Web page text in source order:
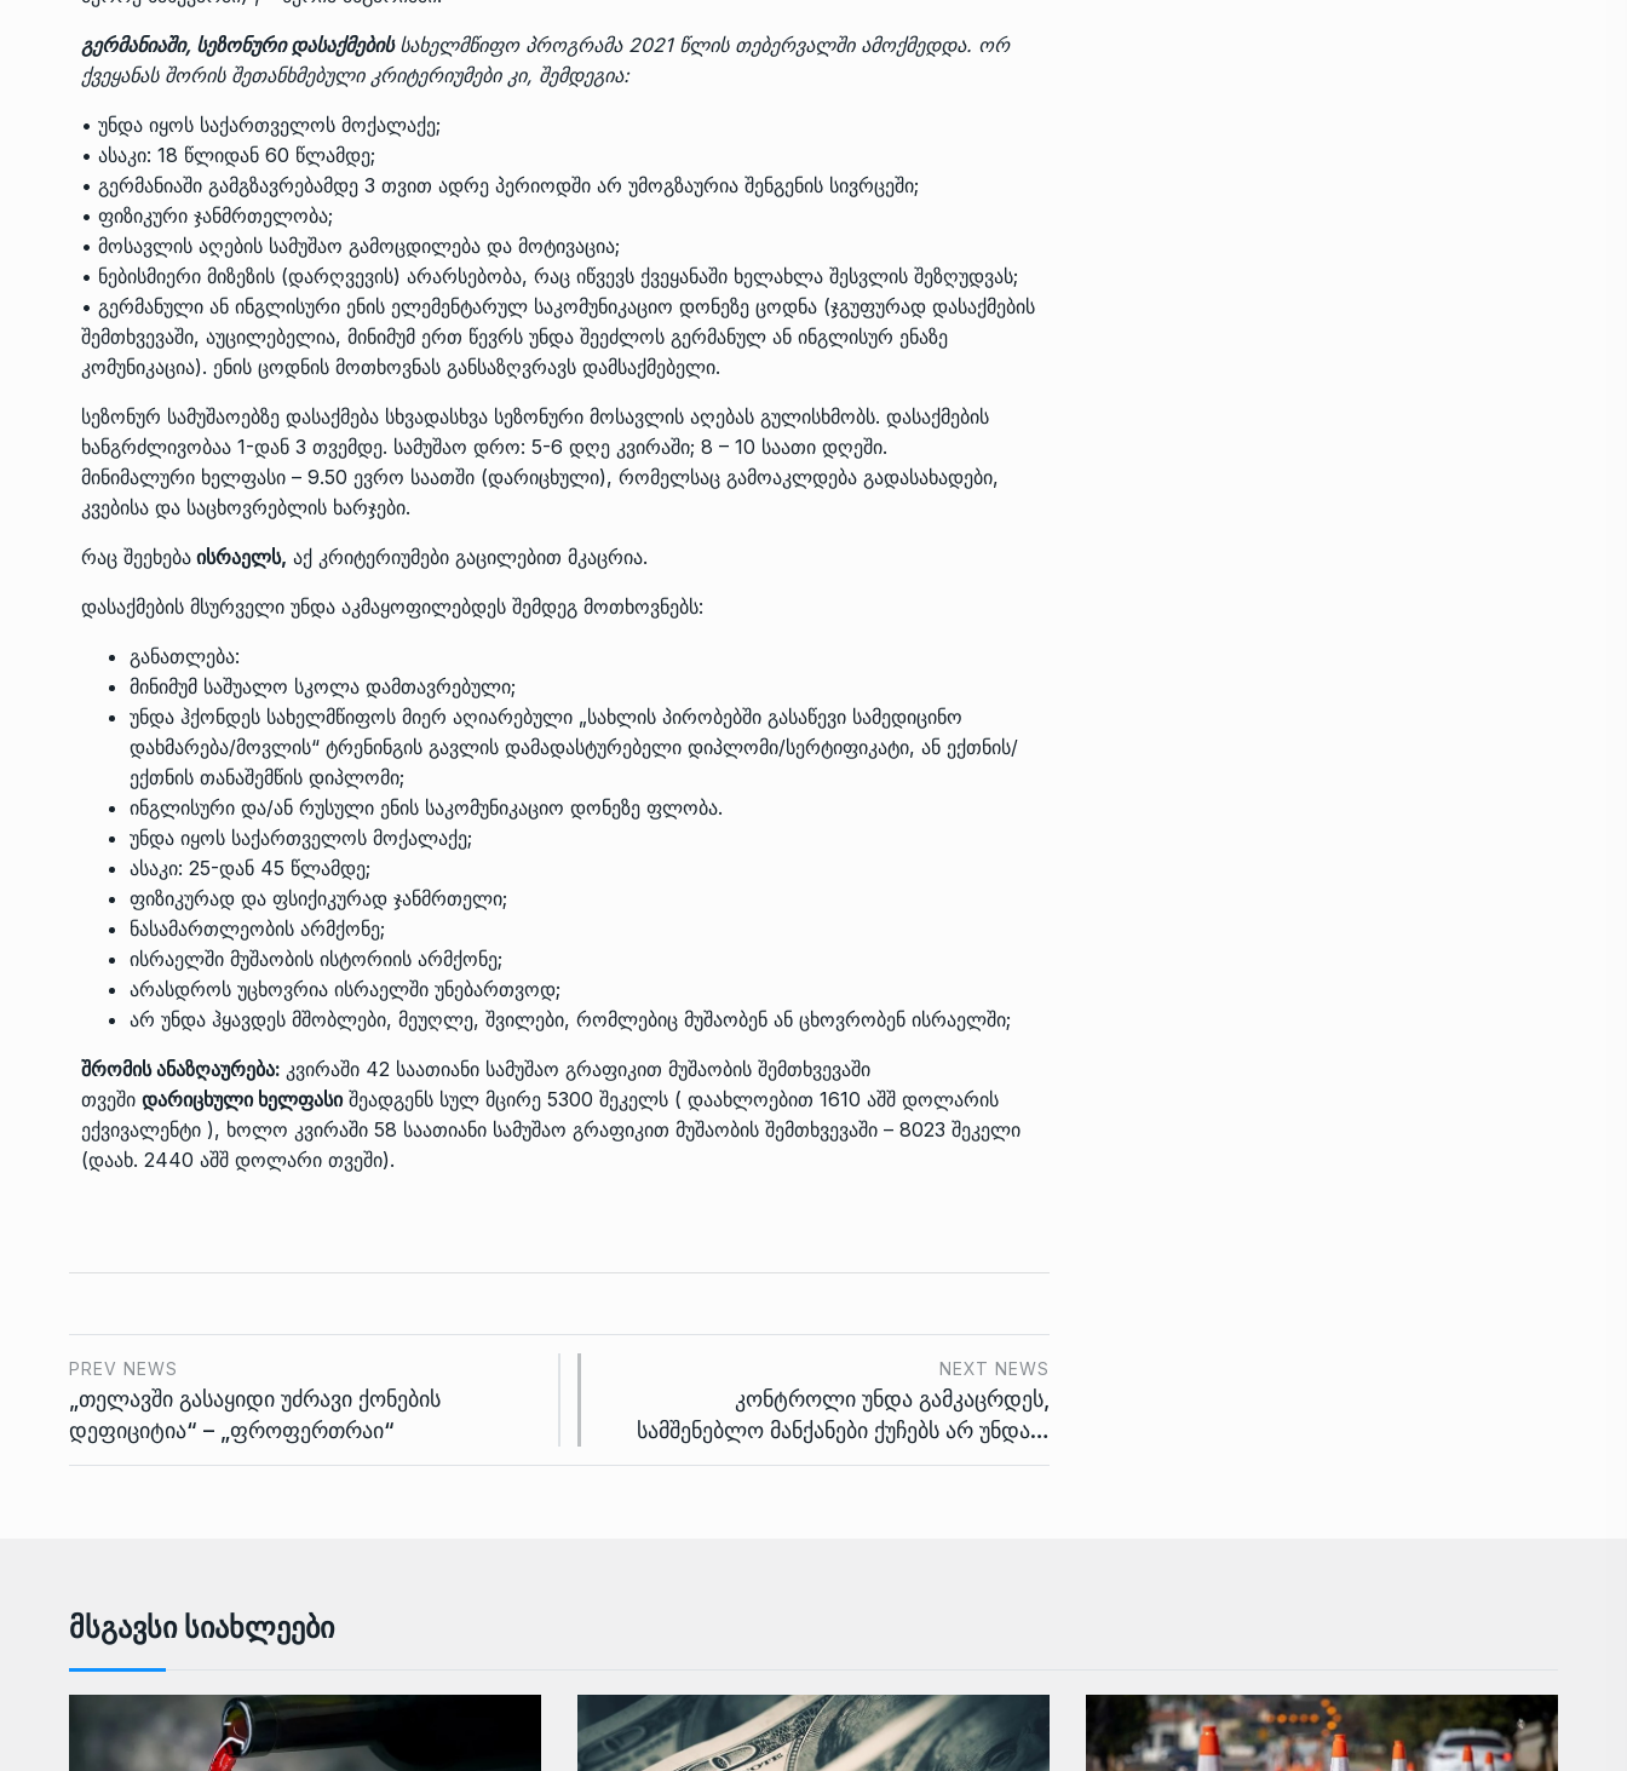
გერმანიაში, სეზონური დასაქმებისსახელმწიფო პროგრამა 2021 წლის თებერვალში ამოქმედდა. ორ
ქვეყანას შორის შეთანხმებული კრიტერიუმები კი, შემდეგია:
• უნდა იყოს საქართველოს მოქალაქე;
• ასაკი: 18 წლიდან 60 წლამდე;
• გერმანიაში გამგზავრებამდე 3 თვით ადრე პერიოდში არ უმოგზაურია შენგენის სივრცეში;
• ფიზიკური ჯანმრთელობა;
• მოსავლის აღების სამუშაო გამოცდილება და მოტივაცია;
• ნებისმიერი მიზეზის (დარღვევის) არარსებობა, რაც იწვევს ქვეყანაში ხელახლა შესვლის შეზღუდვას;
• გერმანული ან ინგლისური ენის ელემენტარულ საკომუნიკაციო დონეზე ცოდნა (ჯგუფურად დასაქმების
შემთხვევაში, აუცილებელია, მინიმუმ ერთ წევრს უნდა შეეძლოს გერმანულ ან ინგლისურ ენაზე
კომუნიკაცია). ენის ცოდნის მოთხოვნას განსაზღვრავს დამსაქმებელი.
სეზონურ სამუშაოებზე დასაქმება სხვადასხვა სეზონური მოსავლის აღებას გულისხმობს. დასაქმების
ხანგრძლივობაა 1-დან 3 თვემდე. სამუშაო დრო: 5-6 დღე კვირაში; 8 – 10 საათი დღეში.
მინიმალური ხელფასი – 9.50 ევრო საათში (დარიცხული), რომელსაც გამოაკლდება გადასახადები,
კვებისა და საცხოვრებლის ხარჯები.
რაც შეეხება ისრაელს, აქ კრიტერიუმები გაცილებით მკაცრია.
დასაქმების მსურველი უნდა აკმაყოფილებდეს შემდეგ მოთხოვნებს:
განათლება:
მინიმუმ საშუალო სკოლა დამთავრებული;
უნდა ჰქონდეს სახელმწიფოს მიერ აღიარებული „სახლის პირობებში გასაწევი სამედიცინო
დახმარება/მოვლის“ ტრენინგის გავლის დამადასტურებელი დიპლომი/სერტიფიკატი, ან ექთნის/
ექთნის თანაშემწის დიპლომი;
ინგლისური და/ან რუსული ენის საკომუნიკაციო დონეზე ფლობა.
უნდა იყოს საქართველოს მოქალაქე;
ასაკი: 25-დან 45 წლამდე;
ფიზიკურად და ფსიქიკურად ჯანმრთელი;
ნასამართლეობის არმქონე;
ისრაელში მუშაობის ისტორიის არმქონე;
არასდროს უცხოვრია ისრაელში უნებართვოდ;
არ უნდა ჰყავდეს მშობლები, მეუღლე, შვილები, რომლებიც მუშაობენ ან ცხოვრობენ ისრაელში;
შრომისანაზღაურება: კვირაში 42 საათიანი სამუშაო გრაფიკით მუშაობის შემთხვევაში
თვეში დარიცხული ხელფასიშეადგენს სულ მცირე 5300 შეკელს ( დაახლოებით 1610 აშშ დოლარის
ექვივალენტი ), ხოლო კვირაში 58 საათიანი სამუშაო გრაფიკით მუშაობის შემთხვევაში – 8023 შეკელი
(დაახ. 2440 აშშ დოლარი თვეში).
PREV NEWS
„თელავში გასაყიდი უძრავი ქონების
დეფიციტია“ – „ფროფერთრაი“
NEXT NEWS
კონტროლი უნდა გამკაცრდეს,
სამშენებლო მანქანები ქუჩებს არ უნდა…
Მსგავსი Სიახლეები